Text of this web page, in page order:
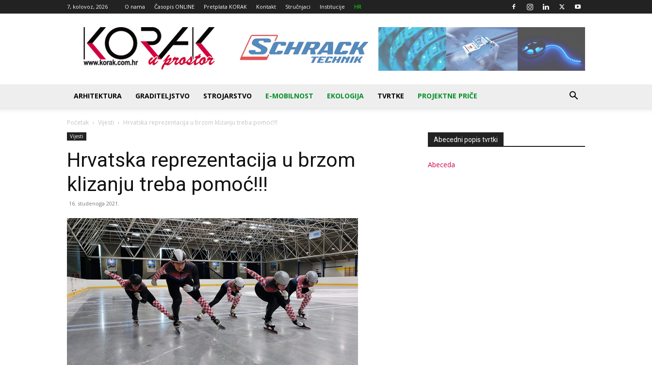
7, kolovoz, 2026 O nama Časopis ONLINE Pretplata KORAK Kontakt Stručnjaci Institucije HR
Korak
u
prostor
ARHITEKTURA GRADITELJSTVO STROJARSTVO E-MOBILNOST EKOLOGIJA TVRTKE PROJEKTNE PRIČE
Početak Vijesti Hrvatska reprezentacija u brzom klizanju treba pomoć!!!
Vijesti
Hrvatska reprezentacija u brzom
klizanju treba pomoć!!!
16. studenoga 2021.
Abecedni popis tvrtki
Abeceda